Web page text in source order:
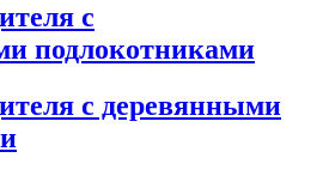
с
подлокотниками
с деревянными